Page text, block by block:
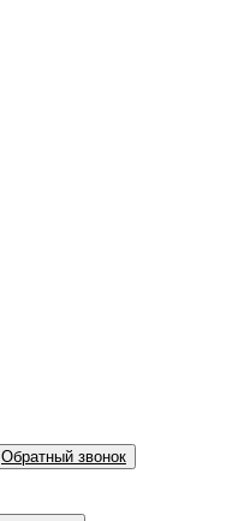
Обратный звонок